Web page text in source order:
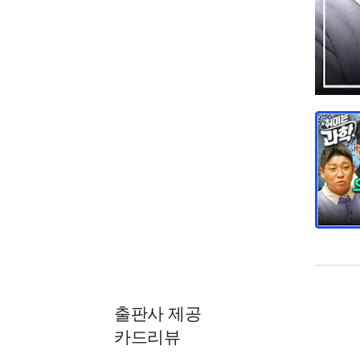
출판사 제공
카드리뷰